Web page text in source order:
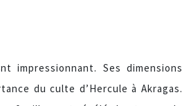
impressionnant. Ses dimensions
du culte d’Hercule à Akragas.